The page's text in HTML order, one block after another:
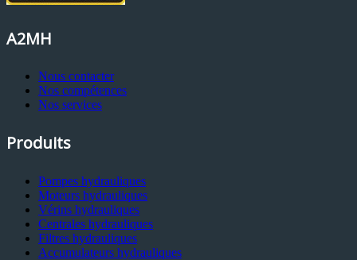
A2MH
Nous contacter
Nos compétences
Nos services
Produits
Pompes hydrauliques
Moteurs hydrauliques
Vérins hydrauliques
Centrales hydrauliques
Filtres hydrauliques
Accumulateurs hydrauliques